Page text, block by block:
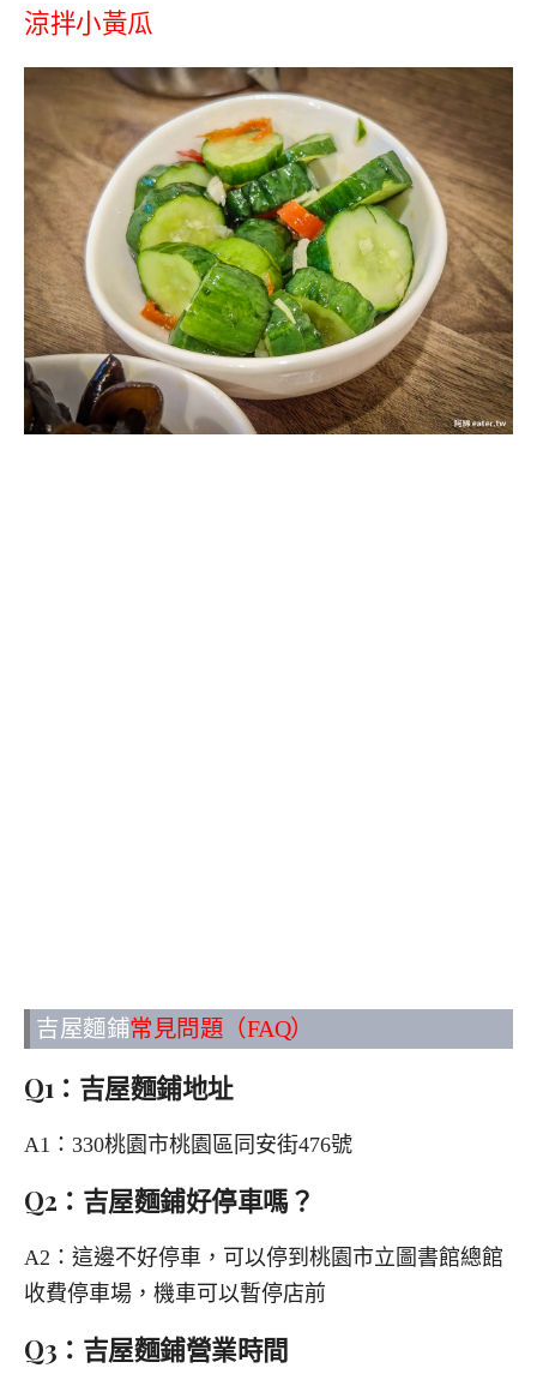
涼拌小黃瓜
吉屋麵鋪常見問題（FAQ）
Q1：吉屋麵鋪地址
A1：330桃園市桃園區同安街476號
Q2：吉屋麵鋪好停車嗎？
A2：這邊不好停車，可以停到桃園市立圖書館總館
收費停車場，機車可以暫停店前
Q3：吉屋麵鋪營業時間